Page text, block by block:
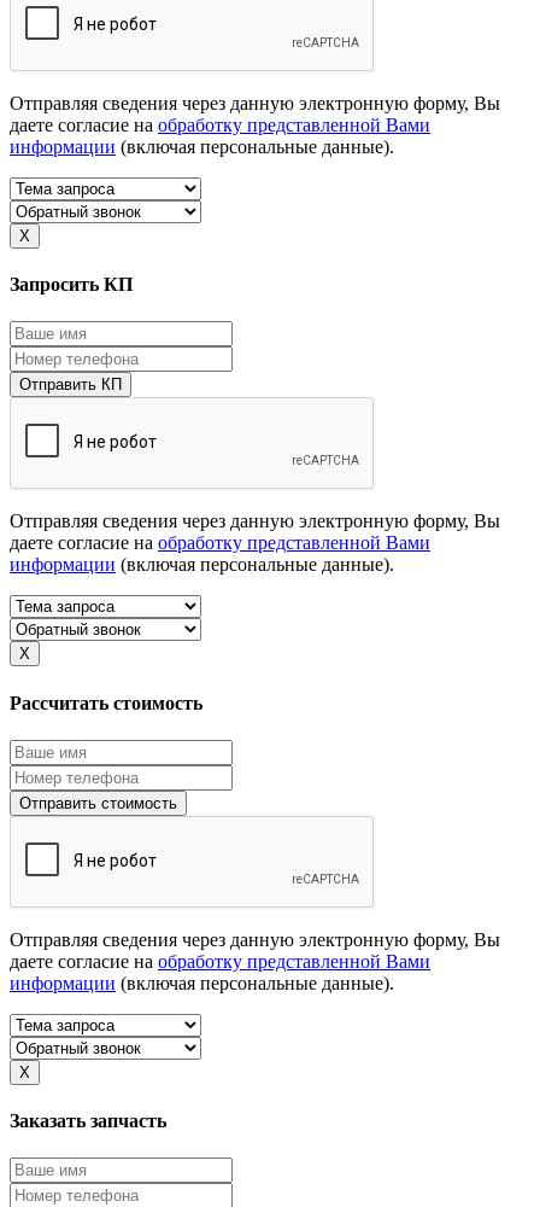
Отправляя сведения через данную электронную форму, Вы
даете согласие на обработку представленной Вами
информации (включая персональные данные).
X
Запросить КП
Отправить КП
Отправляя сведения через данную электронную форму, Вы
даете согласие на обработку представленной Вами
информации (включая персональные данные).
X
Рассчитать стоимость
Отправить стоимость
Отправляя сведения через данную электронную форму, Вы
даете согласие на обработку представленной Вами
информации (включая персональные данные).
X
Заказать запчасть